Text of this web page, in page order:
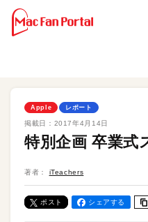
Apple レポート
掲載日： 2017年4月14日
特別企画 卒業式
著者： iTeachers
ポスト シェアする